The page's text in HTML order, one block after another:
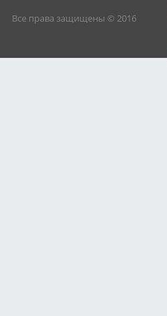
Все права защищены © 2016